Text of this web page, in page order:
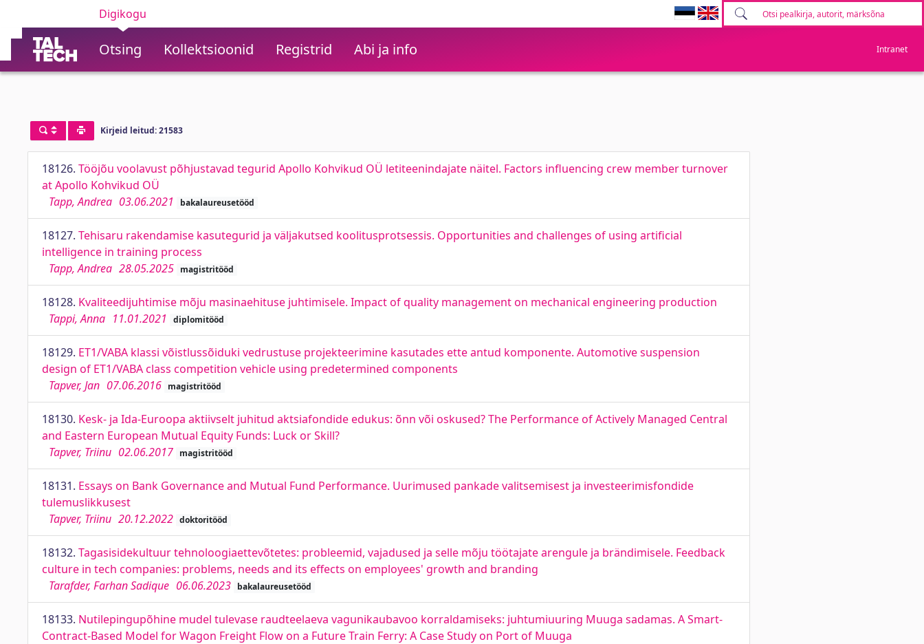
Digikogu
Otsing Kollektsioonid Registrid Abi ja info Intranet
Kirjeid leitud: 21583
18126. Tööjõu voolavust põhjustavad tegurid Apollo Kohvikud OÜ letiteenindajate näitel. Factors influencing crew member turnover
at Apollo Kohvikud OÜ
Tapp, Andrea 03.06.2021 bakalaureusetööd
18127. Tehisaru rakendamise kasutegurid ja väljakutsed koolitusprotsessis. Opportunities and challenges of using artificial
intelligence in training process
Tapp, Andrea 28.05.2025 magistritööd
18128. Kvaliteedijuhtimise mõju masinaehituse juhtimisele. Impact of quality management on mechanical engineering production
Tappi, Anna 11.01.2021 diplomitööd
18129. ET1/VABA klassi võistlussõiduki vedrustuse projekteerimine kasutades ette antud komponente. Automotive suspension
design of ET1/VABA class competition vehicle using predetermined components
Tapver, Jan 07.06.2016 magistritööd
18130. Kesk- ja Ida-Euroopa aktiivselt juhitud aktsiafondide edukus: õnn või oskused? The Performance of Actively Managed Central
and Eastern European Mutual Equity Funds: Luck or Skill?
Tapver, Triinu 02.06.2017 magistritööd
18131. Essays on Bank Governance and Mutual Fund Performance. Uurimused pankade valitsemisest ja investeerimisfondide
tulemuslikkusest
Tapver, Triinu 20.12.2022 doktoritööd
18132. Tagasisidekultuur tehnoloogiaettevõtetes: probleemid, vajadused ja selle mõju töötajate arengule ja brändimisele. Feedback
culture in tech companies: problems, needs and its effects on employees' growth and branding
Tarafder, Farhan Sadique 06.06.2023 bakalaureusetööd
18133. Nutilepingupõhine mudel tulevase raudteelaeva vagunikaubavoo korraldamiseks: juhtumiuuring Muuga sadamas. A Smart-
Contract-Based Model for Wagon Freight Flow on a Future Train Ferry: A Case Study on Port of Muuga